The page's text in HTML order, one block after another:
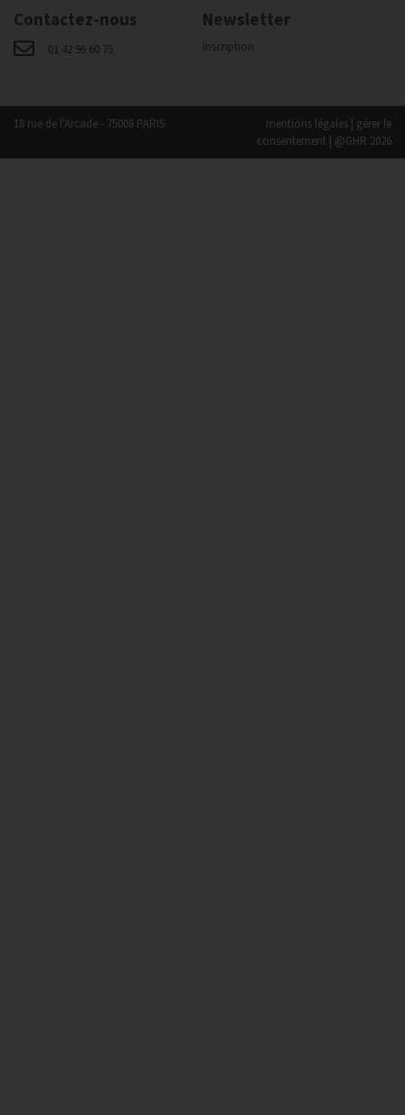
Contactez-nous
01 42 96 60 75
Newsletter
Inscription
18 rue de l'Arcade - 75008 PARIS mentions légales | gérer le
consentement | @GHR 2026